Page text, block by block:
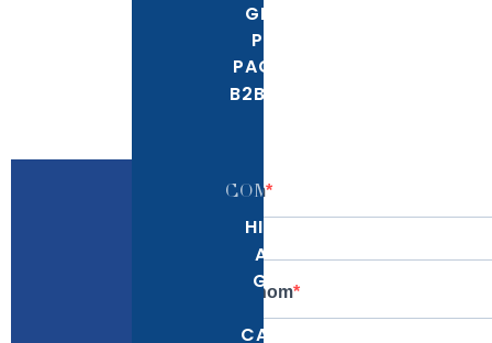
GENERAL
PUBLIC
PACKAGES
B2B OFFERS
COMPAGNIE
HISTORY
ALEXIS
GRUSS
CAVALRY